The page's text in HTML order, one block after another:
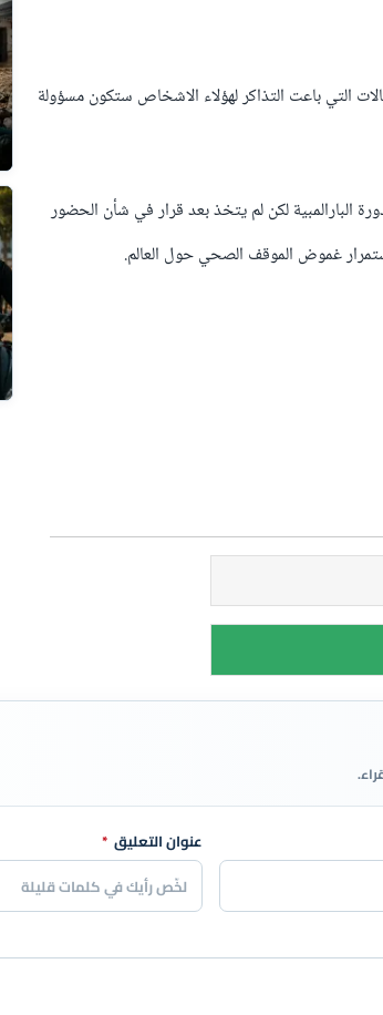
التي باعت التذاكر لهؤلاء الاشخاص ستكون مسؤولة
الصيفية والدورة البارالمبية لكن لم يتخذ بعد قرار في شأن الحضور
غموض الموقف الصحي حول العالم.
عنوان التعليق *